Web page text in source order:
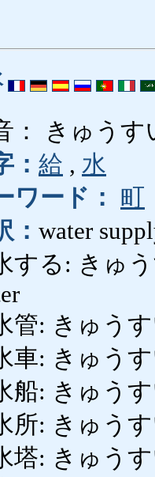
： きゅうす
： 給 , 水
ワード：
町
： water
する: きゅ
管: きゅう
車: きゅう
船: きゅう
所: きゅう
塔: きゅう